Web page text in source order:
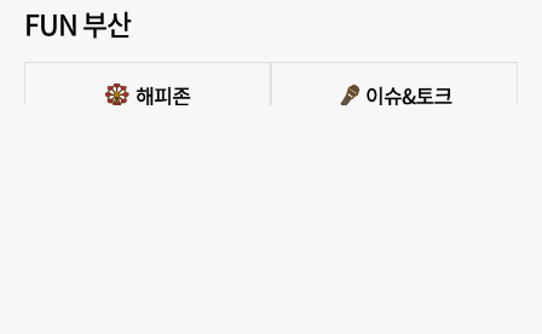
FUN 부산